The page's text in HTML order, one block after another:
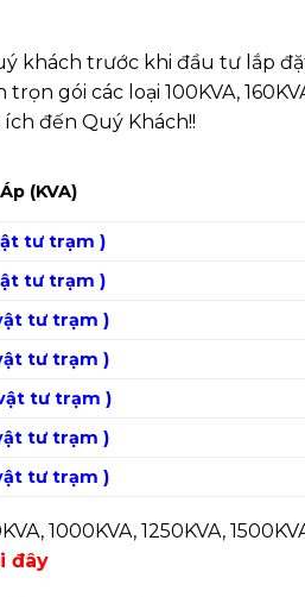
khách trước khi đầu tư lắp
gói các loại 100KVA,
đến Quý Khách!!
(KVA)
tư trạm )
tư trạm )
tư trạm )
tư trạm )
tư trạm )
tư trạm )
tư trạm )
1000KVA, 1250KVA,
đây